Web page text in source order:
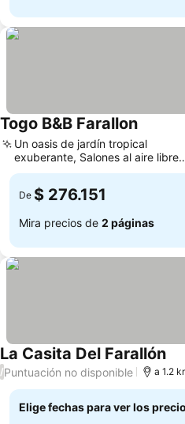
Togo B&B Farallon
Un oasis de jardín tropical
exuberante, Salones al aire libre
para huéspedes
De $ 276.151
Mira precios de 2 páginas
La Casita Del Farallón
/Puntuación no disponible a 1.2
Elige fechas para ver los